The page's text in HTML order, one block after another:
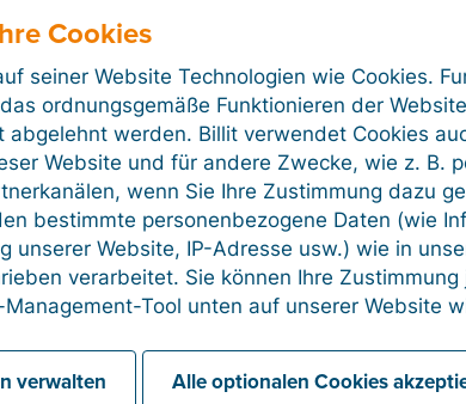
und Events, wandte
Lösung
Cookies
seiner Website Technologien wie Cookies.
ordnungsgemäße Funktionieren der
abgelehnt werden. Billit verwendet Cookies
Website und für andere Zwecke, wie z. B.
wenn Sie Ihre Zustimmung dazu
bestimmte personenbezogene Daten (wie
unserer Website, IP-Adresse usw.) wie in
verarbeitet. Sie können Ihre
Tool unten auf unserer Website
verwalten Alle optionalen Cookies